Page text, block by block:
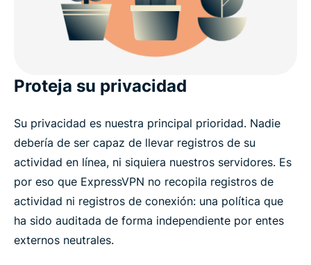
Proteja su privacidad
Su privacidad es nuestra principal prioridad. Nadie
debería de ser capaz de llevar registros de su
actividad en línea, ni siquiera nuestros servidores. Es
por eso que ExpressVPN no recopila registros de
actividad ni registros de conexión: una política que
ha sido auditada de forma independiente por entes
externos neutrales.